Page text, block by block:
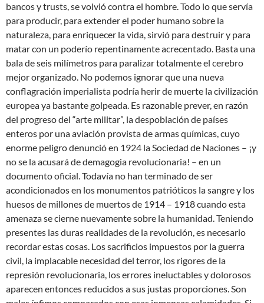
bancos y trusts, se volvió contra el hombre. Todo lo que servía
para producir, para extender el poder humano sobre la
naturaleza, para enriquecer la vida, sirvió para destruir y para
matar con un poderío repentinamente acrecentado. Basta una
bala de seis milímetros para paralizar totalmente el cerebro
mejor organizado. No podemos ignorar que una nueva
conflagración imperialista podría herir de muerte la civilización
europea ya bastante golpeada. Es razonable prever, en razón
del progreso del “arte militar”, la despoblación de países
enteros por una aviación provista de armas químicas, cuyo
enorme peligro denunció en 1924 la Sociedad de Naciones – ¡y
no se la acusará de demagogia revolucionaria! – en un
documento oficial. Todavía no han terminado de ser
acondicionados en los monumentos patrióticos la sangre y los
huesos de millones de muertos de 1914 – 1918 cuando esta
amenaza se cierne nuevamente sobre la humanidad. Teniendo
presentes las duras realidades de la revolución, es necesario
recordar estas cosas. Los sacrificios impuestos por la guerra
civil, la implacable necesidad del terror, los rigores de la
represión revolucionaria, los errores ineluctables y dolorosos
aparecen entonces reducidos a sus justas proporciones. Son